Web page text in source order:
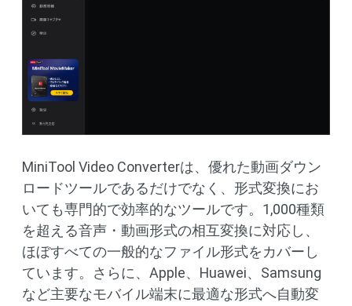
MiniTool Video Converterは、優れた動画ダウン
ロードツールであるだけでなく、形式変換にお
いても専門的で効率的なツールです。1,000種類
を超える音声・動画形式の相互変換に対応し、
ほぼすべての一般的なファイル形式をカバーし
ています。さらに、Apple、Huawei、Samsung
など主要なモバイル端末に最適な形式へ自動変